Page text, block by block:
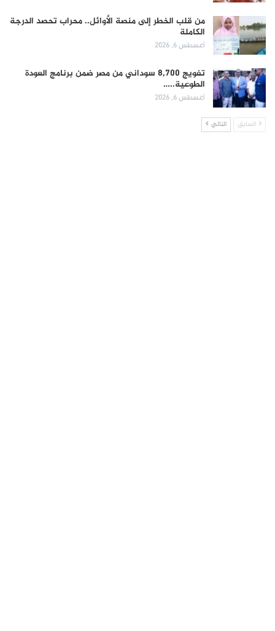
من قلب الخطر إلى منصة الأوائل.. محراب تحصد الدرجة
الكاملة
أغسطس 6, 2026
تفويج 8,700 سوداني من مصر ضمن برنامج العودة
الطوعية..…
أغسطس 6, 2026
السابق التالي